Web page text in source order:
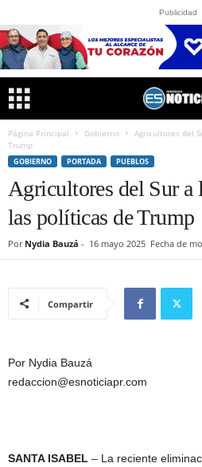
Publicidad
Página Principal Gobierno
Agricultores del
Trump
GOBIERNO PORTADA PUEBLOS
Agricultores del Sur a
las políticas de Trump
Por Nydia Bauzá - 16 mayo 2025 Fecha de
Compartir
Por Nydia Bauzá
redaccion@esnoticiapr.com
SANTA ISABEL – La reciente